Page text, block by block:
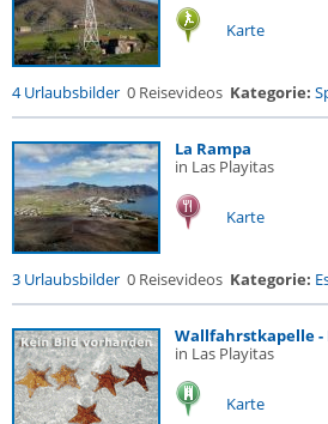
Karte
4 Urlaubsbilder 0 Reisevideos Kategorie:
La Rampa
in Las Playitas
Karte
3 Urlaubsbilder 0 Reisevideos Kategorie:
Wallfahrstkapelle -
in Las Playitas
Karte